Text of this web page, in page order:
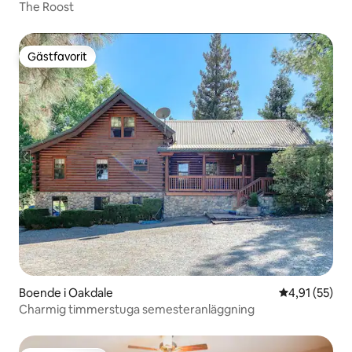
The Roost
Gästfavorit
Gästfavorit
Boende i Oakdale 4,91 av 5 i
4,91 (55)
Charmig timmerstuga semesteranläggning